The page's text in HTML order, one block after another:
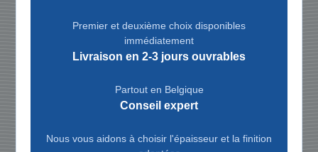
Premier et deuxième choix disponibles
immédiatement
Livraison en 2-3 jours ouvrables
Partout en Belgique
Conseil expert
Nous vous aidons à choisir l'épaisseur et la finition